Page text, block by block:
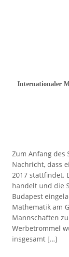
Internationaler
Zum Anfang des
Nachricht, dass
2017 stattfindet.
handelt und die
Budapest
Mathematik am
Mannschaften
Werbetrommel
insgesamt […]